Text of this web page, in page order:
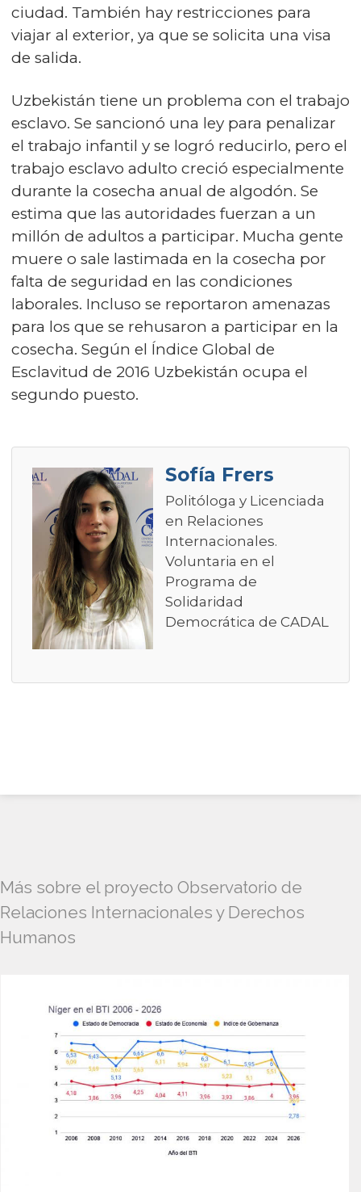
ciudad. También hay restricciones para
viajar al exterior, ya que se solicita una visa
de salida.
Uzbekistán tiene un problema con el trabajo
esclavo. Se sancionó una ley para penalizar
el trabajo infantil y se logró reducirlo, pero el
trabajo esclavo adulto creció especialmente
durante la cosecha anual de algodón. Se
estima que las autoridades fuerzan a un
millón de adultos a participar. Mucha gente
muere o sale lastimada en la cosecha por
falta de seguridad en las condiciones
laborales. Incluso se reportaron amenazas
para los que se rehusaron a participar en la
cosecha. Según el Índice Global de
Esclavitud de 2016 Uzbekistán ocupa el
segundo puesto.
Sofía Frers
Politóloga y Licenciada
en Relaciones
Internacionales.
Voluntaria en el
Programa de
Solidaridad
Democrática de CADAL
Más sobre el proyecto Observatorio de
Relaciones Internacionales y Derechos
Humanos